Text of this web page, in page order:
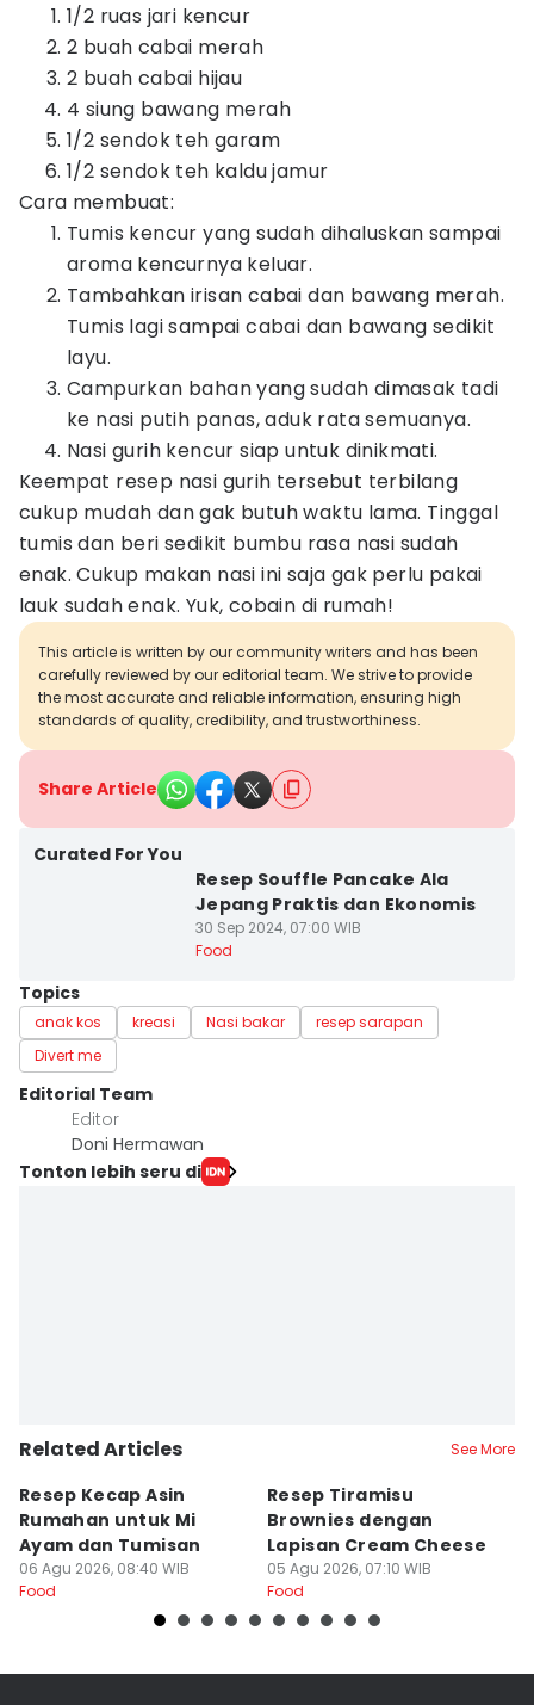
1/2 ruas jari kencur
2 buah cabai merah
2 buah cabai hijau
4 siung bawang merah
1/2 sendok teh garam
1/2 sendok teh kaldu jamur
Cara membuat:
Tumis kencur yang sudah dihaluskan sampai
aroma kencurnya keluar.
Tambahkan irisan cabai dan bawang merah.
Tumis lagi sampai cabai dan bawang sedikit
layu.
Campurkan bahan yang sudah dimasak tadi
ke nasi putih panas, aduk rata semuanya.
Nasi gurih kencur siap untuk dinikmati.
Keempat resep nasi gurih tersebut terbilang
cukup mudah dan gak butuh waktu lama. Tinggal
tumis dan beri sedikit bumbu rasa nasi sudah
enak. Cukup makan nasi ini saja gak perlu pakai
lauk sudah enak. Yuk, cobain di rumah!
This article is written by our community writers and has been
carefully reviewed by our editorial team. We strive to provide
the most accurate and reliable information, ensuring high
standards of quality, credibility, and trustworthiness.
Share Article
Curated For You
Resep Souffle Pancake Ala
Jepang Praktis dan Ekonomis
30 Sep 2024, 07:00 WIB
Food
Topics
anak kos kreasi Nasi bakar
resep sarapan
Divert me
Editorial Team
Editor
Doni Hermawan
Tonton lebih seru di
Related Articles See More
Resep Kecap Asin
Rumahan untuk Mi
Ayam dan Tumisan
06 Agu 2026, 08:40 WIB
Food
Resep Tiramisu
Brownies dengan
Lapisan Cream Cheese
05 Agu 2026, 07:10 WIB
Food